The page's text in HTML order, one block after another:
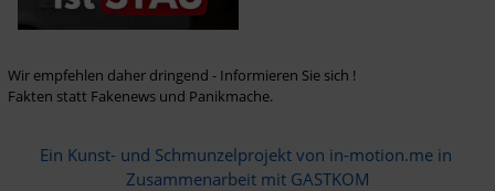
Wir empfehlen daher dringend - Informieren Sie sich !
Fakten statt Fakenews und Panikmache.
Ein Kunst- und Schmunzelprojekt von in-motion.me in
Zusammenarbeit mit GASTKOM